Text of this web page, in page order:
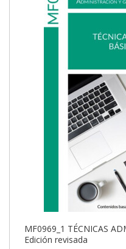
MF0969_1 TÉCNICAS
Edición revisada